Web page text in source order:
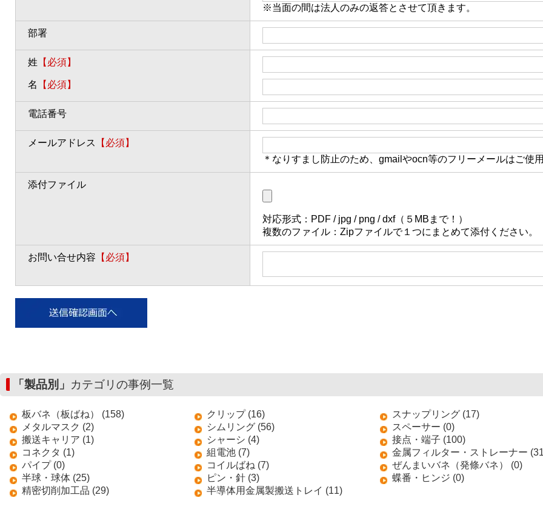
※当面の間は法人のみの返答とさせて頂きます。
部署
姓 【必須】
名 【必須】
電話番号
メールアドレス
【必須】
＊なりすまし防止のため、gmailやocn等のフリーメールはご使
添付ファイル
対応形式：PDF / jpg / png / dxf（５MBまで！）
複数のファイル：Zipファイルで１つにまとめて添付ください。
お問い合せ内容 【必須】
「製品別」 カテゴリの事例一覧
板バネ（板ばね） (158) クリップ (16)
スナップリング (17)
メタルマスク (2)
シムリング (56)
スペーサー (0)
搬送キャリア (1)
シャーシ (4)
接点・端子 (100)
コネクタ (1)
組電池 (7)
金属フィルター・ストレーナー
パイプ (0)
コイルばね (7)
ぜんまいバネ（発條バネ） (0)
半球・球体 (25)
ピン・針 (3)
蝶番・ヒンジ (0)
精密切削加工品 (29)
半導体用金属製搬送トレイ (11)